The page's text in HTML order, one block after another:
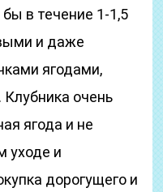
в течение 1-1,5
и даже
ягодами,
очень
ягода и не
уходе и
дорогущего и